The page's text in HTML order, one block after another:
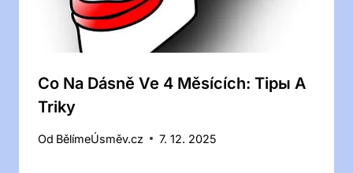
Co Na Dásně Ve 4 Měsících: Tipы A
Triky
Od BělímeÚsměv.cz 7. 12. 2025